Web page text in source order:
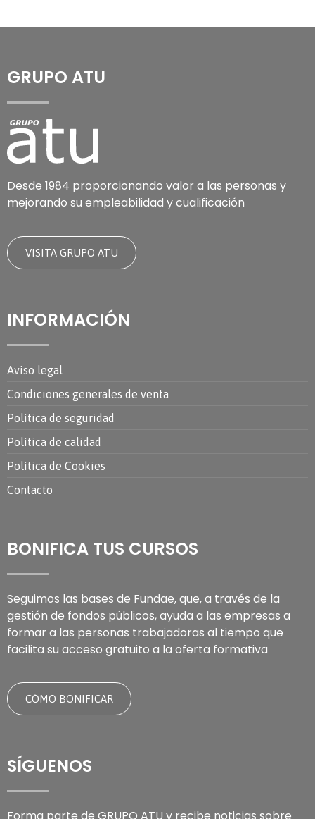
GRUPO ATU
Desde 1984 proporcionando valor a las personas y
mejorando su empleabilidad y cualificación
VISITA GRUPO ATU
INFORMACIÓN
Aviso legal
Condiciones generales de venta
Política de seguridad
Política de calidad
Política de Cookies
Contacto
BONIFICA TUS CURSOS
Seguimos las bases de Fundae, que, a través de la
gestión de fondos públicos, ayuda a las empresas a
formar a las personas trabajadoras al tiempo que
facilita su acceso gratuito a la oferta formativa
CÓMO BONIFICAR
SÍGUENOS